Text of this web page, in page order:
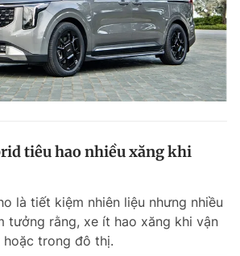
Liên hệ quảng cáo
0908 780 404
RSS Tòa soạn Chính sách bảo
Hiếu Dũng
Việt Hưng
Trung
110/GP - BTTTT cấp ngày 24.3.2020
thuộc về Báo Thanh Niên. Cấm sao chép
không có sự chấp thuận bằng văn bản.
JSC.
tiêu hao nhiều xăng khi
là tiết kiệm nhiên liệu nhưng nhiều
tưởng rằng, xe ít hao xăng khi vận
trong đô thị.